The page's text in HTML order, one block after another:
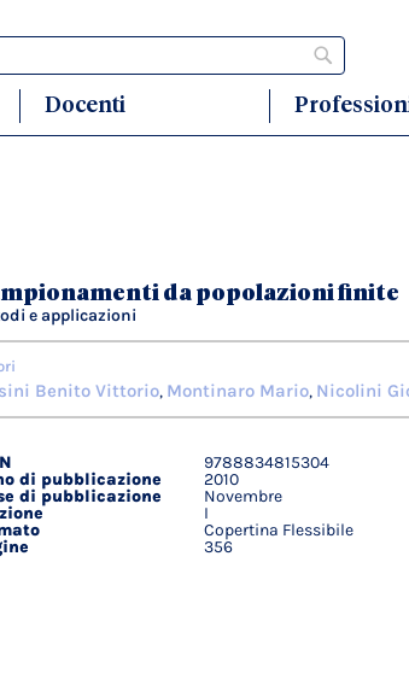
Docenti
da popolazioni finite
e applicazioni
Benito Vittorio, Montinaro Mario, Nicolini
9788834815304
di pubblicazione
2010
di pubblicazione
Novembre
I
Copertina Flessibile
356